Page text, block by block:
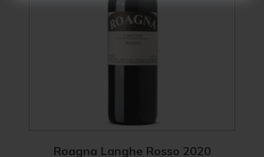
Roagna Langhe Rosso 2020